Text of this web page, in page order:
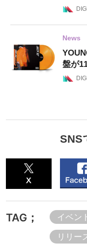
News
盤が
SNS
TAG； イベン
リリー